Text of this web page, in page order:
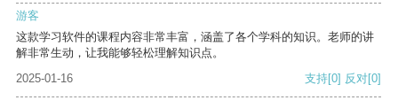
游客
这款学习软件的课程内容非常丰富，涵盖了各个学科的知识。老师的讲
解非常生动，让我能够轻松理解知识点。
2025-01-16
支持[0] 反对[0]